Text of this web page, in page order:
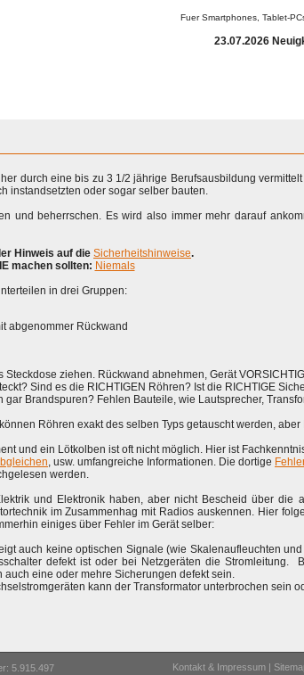
Fuer Smartphones, Tablet-
23.07.2026
durch eine bis zu 3 1/2 jährige Berufsausbildung
instandsetzten oder sogar selber bauten.
und beherrschen. Es wird also immer mehr darauf
Hinweis auf die Sicherheitshinweise.
machen sollten: Niemals
in drei Gruppen:
abgenommer Rückwand
ziehen. Rückwand abnehmen, Gerät
Sind es die RICHTIGEN Röhren? Ist die RICHTIGE
Brandspuren? Fehlen Bauteile, wie Lautsprecher,
Röhren exakt des selben Typs getauscht werden,
und ein Lötkolben ist oft nicht möglich. Hier ist
, usw. umfangreiche Informationen. Die dortige
werden.
und Elektronik haben, aber nicht Bescheid über die
im Zusammenhag mit Radios auskennen. Hier
einiges über Fehler im Gerät selber:
auch keine optischen Signale (wie Skalenaufleuchten
defekt ist oder bei Netzgeräten die Stromleitung.
eine oder mehre Sicherungen defekt sein.
kann der Transformator unterbrochen sein
5.915.497 Kontakt & Impressum |